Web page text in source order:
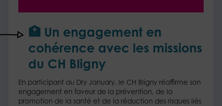
🏥 Un engagement en
cohérence avec les missions
du CH Bligny
​En participant au Dry January, le CH Bligny réaffirme son
engagement en faveur de la prévention, de la
promotion de la santé et de la réduction des risques liés